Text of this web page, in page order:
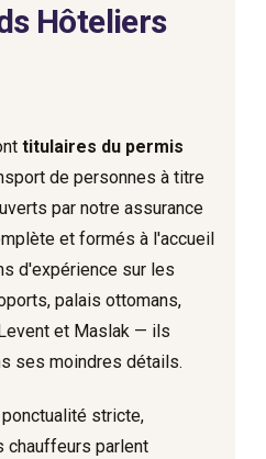
Hôteliers
titulaires du permis
de personnes à titre
par notre assurance
et formés à l'accueil
d'expérience sur les
palais ottomans,
et Maslak — ils
ses moindres détails.
stricte,
chauffeurs parlent